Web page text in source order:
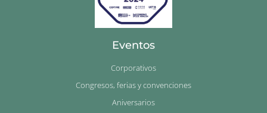
Eventos
Corporativos
Congresos, ferias y convenciones
Aniversarios